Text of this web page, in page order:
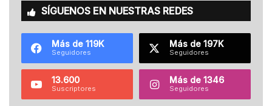
SÍGUENOS EN NUESTRAS REDES
Más de 119K
Seguidores
Más de 197K
Seguidores
13.600
Suscriptores
Más de 1346
Seguidores